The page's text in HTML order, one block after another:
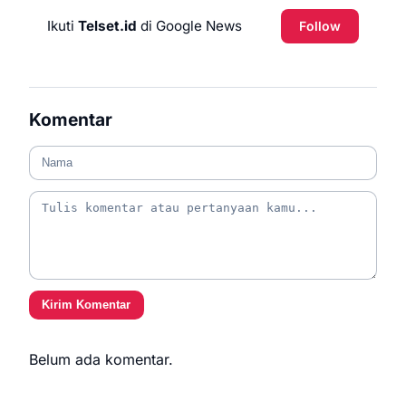
Ikuti Telset.id di Google News Follow
Komentar
Kirim Komentar
Belum ada komentar.